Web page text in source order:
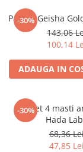
-30%
Pachet Geisha
143,06
100,14
ADAUGA IN
-30%
Pachet 4 masti
Hada
68,36
47,85 Lei